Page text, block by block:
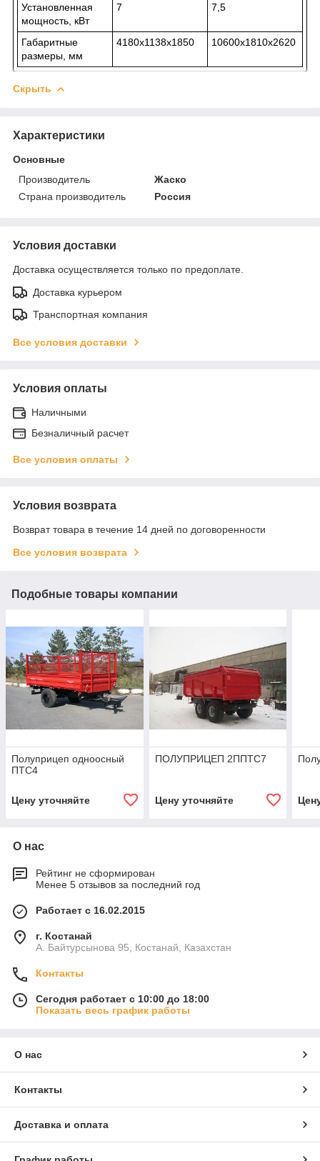
Установленная
мощность, кВт
7 7,5
Габаритные
размеры, мм
4180х1138х1850 10600х1810х2620
Скрыть
Характеристики
Основные
Производитель
Жаско
Страна производитель
Россия
Условия доставки
Доставка осуществляется только по предоплате.
Доставка курьером
Транспортная компания
Все условия доставки
Условия оплаты
Наличными
Безналичный расчет
Все условия оплаты
Условия возврата
Возврат товара в течение 14 дней по договоренности
Все условия возврата
Подобные товары компании
Полуприцеп одноосный
ПТС4
Цену уточняйте
ПОЛУПРИЦЕП 2ППТС7
Цену уточняйте
О нас
Рейтинг не сформирован
Менее 5 отзывов за последний год
Работает с 16.02.2015
г. Костанай
А. Байтурсынова 95, Костанай, Казахстан
Контакты
Сегодня работает с 10:00 до 18:00
Показать весь график работы
О нас
Контакты
Доставка и оплата